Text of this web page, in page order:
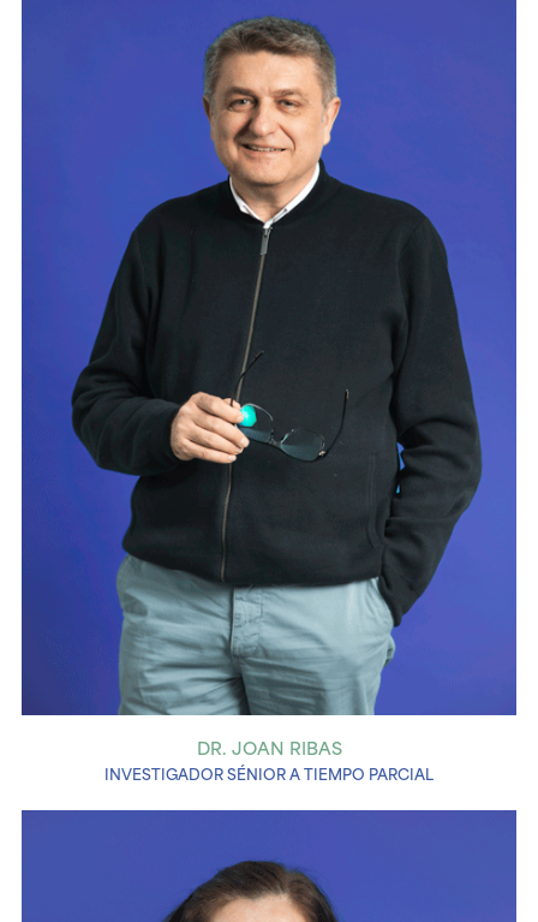
DR. JOAN RIBAS
INVESTIGADOR SÉNIOR A TIEMPO PARCIAL